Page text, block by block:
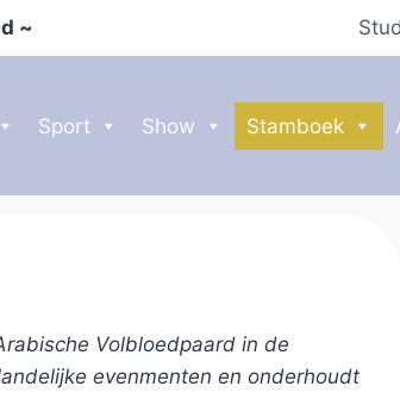
~
Sport Show Stamboek
Volbloedpaard in de
evenmenten en onderhoudt